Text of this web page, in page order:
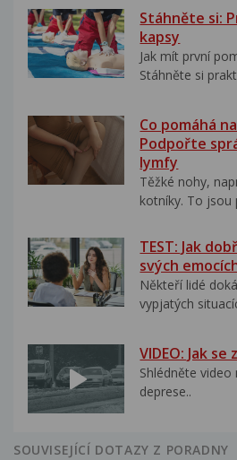
Stáhněte si:
kapsy
Jak mít první
Stáhněte si
Co pomáhá
Podpořte
lymfy
Těžké nohy,
kotníky. To jsou
TEST: Jak
svých
Někteří lidé
vypjatých
VIDEO: Jak
Shlédněte
deprese..
SOUVISEJÍCÍ DOTAZY Z PORADNY